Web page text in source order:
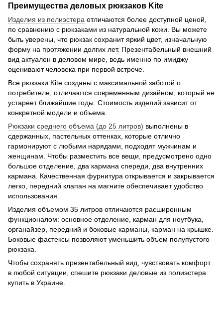
Преимущества деловых рюкзаков Kite
Изделия из полиэстера отличаются более доступной ценой,
по сравнению с рюкзаками из натуральной кожи. Вы можете
быть уверены, что рюкзак сохранит яркий цвет, изначальную
форму на протяжении долгих лет. Презентабельный внешний
вид актуален в деловом мире, ведь именно по имиджу
оценивают человека при первой встрече.
Все рюкзаки Kite созданы с максимальной заботой о
потребителе, отличаются современным дизайном, который не
устареет ближайшие годы. Стоимость изделий зависит от
конкретной модели и объема.
Рюкзаки среднего объема (до 25 литров) выполнены в
сдержанных, пастельных оттенках, которые отлично
гармонируют с любыми нарядами, подходят мужчинам и
женщинам. Чтобы разместить все вещи, предусмотрено одно
большое отделение, два кармана спереди, два внутренних
кармана. Качественная фурнитура открывается и закрывается
легко, передний клапан на магните обеспечивает удобство
использования.
Изделия объемом 35 литров отличаются расширенным
функционалом: основное отделение, карман для ноутбука,
органайзер, передний и боковые карманы, карман на крышке.
Боковые фастексы позволяют уменьшить объем полупустого
рюкзака.
Чтобы сохранять презентабельный вид, чувствовать комфорт
в любой ситуации, спешите рюкзаки деловые из полиэстера
купить в Украине.